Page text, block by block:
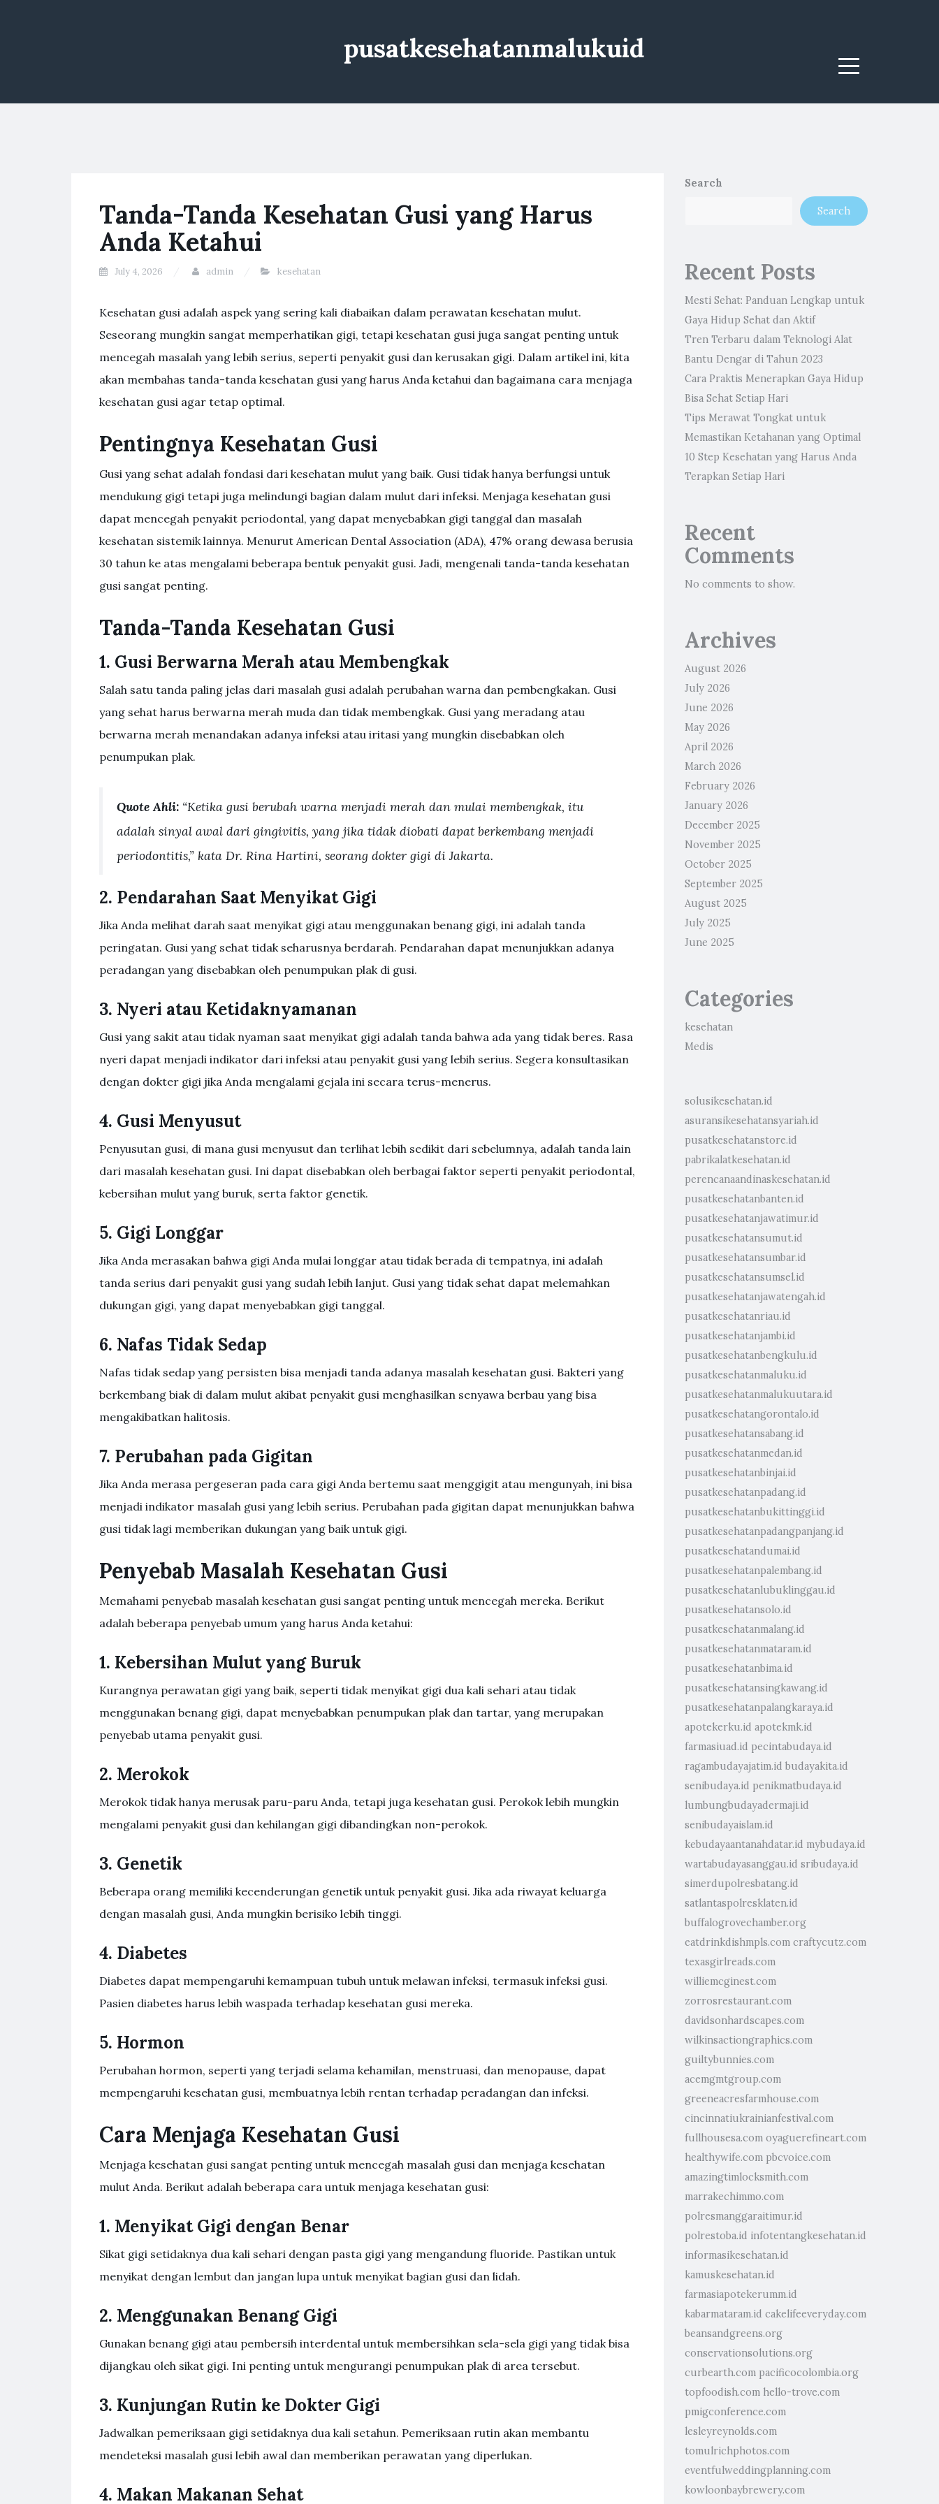
pusatkesehatanmalukuid
Menu
Tanda-Tanda Kesehatan Gusi yang Harus
Anda Ketahui
July 4, 2026 admin kesehatan
Kesehatan gusi adalah aspek yang sering kali diabaikan dalam perawatan kesehatan mulut.
Seseorang mungkin sangat memperhatikan gigi, tetapi kesehatan gusi juga sangat penting untuk
mencegah masalah yang lebih serius, seperti penyakit gusi dan kerusakan gigi. Dalam artikel ini, kita
akan membahas tanda-tanda kesehatan gusi yang harus Anda ketahui dan bagaimana cara menjaga
kesehatan gusi agar tetap optimal.
Pentingnya Kesehatan Gusi
Gusi yang sehat adalah fondasi dari kesehatan mulut yang baik. Gusi tidak hanya berfungsi untuk
mendukung gigi tetapi juga melindungi bagian dalam mulut dari infeksi. Menjaga kesehatan gusi
dapat mencegah penyakit periodontal, yang dapat menyebabkan gigi tanggal dan masalah
kesehatan sistemik lainnya. Menurut American Dental Association (ADA), 47% orang dewasa berusia
30 tahun ke atas mengalami beberapa bentuk penyakit gusi. Jadi, mengenali tanda-tanda kesehatan
gusi sangat penting.
Tanda-Tanda Kesehatan Gusi
1. Gusi Berwarna Merah atau Membengkak
Salah satu tanda paling jelas dari masalah gusi adalah perubahan warna dan pembengkakan. Gusi
yang sehat harus berwarna merah muda dan tidak membengkak. Gusi yang meradang atau
berwarna merah menandakan adanya infeksi atau iritasi yang mungkin disebabkan oleh
penumpukan plak.
Quote Ahli: “Ketika gusi berubah warna menjadi merah dan mulai membengkak, itu
adalah sinyal awal dari gingivitis, yang jika tidak diobati dapat berkembang menjadi
periodontitis,” kata Dr. Rina Hartini, seorang dokter gigi di Jakarta.
2. Pendarahan Saat Menyikat Gigi
Jika Anda melihat darah saat menyikat gigi atau menggunakan benang gigi, ini adalah tanda
peringatan. Gusi yang sehat tidak seharusnya berdarah. Pendarahan dapat menunjukkan adanya
peradangan yang disebabkan oleh penumpukan plak di gusi.
3. Nyeri atau Ketidaknyamanan
Gusi yang sakit atau tidak nyaman saat menyikat gigi adalah tanda bahwa ada yang tidak beres. Rasa
nyeri dapat menjadi indikator dari infeksi atau penyakit gusi yang lebih serius. Segera konsultasikan
dengan dokter gigi jika Anda mengalami gejala ini secara terus-menerus.
4. Gusi Menyusut
Penyusutan gusi, di mana gusi menyusut dan terlihat lebih sedikit dari sebelumnya, adalah tanda lain
dari masalah kesehatan gusi. Ini dapat disebabkan oleh berbagai faktor seperti penyakit periodontal,
kebersihan mulut yang buruk, serta faktor genetik.
5. Gigi Longgar
Jika Anda merasakan bahwa gigi Anda mulai longgar atau tidak berada di tempatnya, ini adalah
tanda serius dari penyakit gusi yang sudah lebih lanjut. Gusi yang tidak sehat dapat melemahkan
dukungan gigi, yang dapat menyebabkan gigi tanggal.
6. Nafas Tidak Sedap
Nafas tidak sedap yang persisten bisa menjadi tanda adanya masalah kesehatan gusi. Bakteri yang
berkembang biak di dalam mulut akibat penyakit gusi menghasilkan senyawa berbau yang bisa
mengakibatkan halitosis.
7. Perubahan pada Gigitan
Jika Anda merasa pergeseran pada cara gigi Anda bertemu saat menggigit atau mengunyah, ini bisa
menjadi indikator masalah gusi yang lebih serius. Perubahan pada gigitan dapat menunjukkan bahwa
gusi tidak lagi memberikan dukungan yang baik untuk gigi.
Penyebab Masalah Kesehatan Gusi
Memahami penyebab masalah kesehatan gusi sangat penting untuk mencegah mereka. Berikut
adalah beberapa penyebab umum yang harus Anda ketahui:
1. Kebersihan Mulut yang Buruk
Kurangnya perawatan gigi yang baik, seperti tidak menyikat gigi dua kali sehari atau tidak
menggunakan benang gigi, dapat menyebabkan penumpukan plak dan tartar, yang merupakan
penyebab utama penyakit gusi.
2. Merokok
Merokok tidak hanya merusak paru-paru Anda, tetapi juga kesehatan gusi. Perokok lebih mungkin
mengalami penyakit gusi dan kehilangan gigi dibandingkan non-perokok.
3. Genetik
Beberapa orang memiliki kecenderungan genetik untuk penyakit gusi. Jika ada riwayat keluarga
dengan masalah gusi, Anda mungkin berisiko lebih tinggi.
4. Diabetes
Diabetes dapat mempengaruhi kemampuan tubuh untuk melawan infeksi, termasuk infeksi gusi.
Pasien diabetes harus lebih waspada terhadap kesehatan gusi mereka.
5. Hormon
Perubahan hormon, seperti yang terjadi selama kehamilan, menstruasi, dan menopause, dapat
mempengaruhi kesehatan gusi, membuatnya lebih rentan terhadap peradangan dan infeksi.
Cara Menjaga Kesehatan Gusi
Menjaga kesehatan gusi sangat penting untuk mencegah masalah gusi dan menjaga kesehatan
mulut Anda. Berikut adalah beberapa cara untuk menjaga kesehatan gusi:
1. Menyikat Gigi dengan Benar
Sikat gigi setidaknya dua kali sehari dengan pasta gigi yang mengandung fluoride. Pastikan untuk
menyikat dengan lembut dan jangan lupa untuk menyikat bagian gusi dan lidah.
2. Menggunakan Benang Gigi
Gunakan benang gigi atau pembersih interdental untuk membersihkan sela-sela gigi yang tidak bisa
dijangkau oleh sikat gigi. Ini penting untuk mengurangi penumpukan plak di area tersebut.
3. Kunjungan Rutin ke Dokter Gigi
Jadwalkan pemeriksaan gigi setidaknya dua kali setahun. Pemeriksaan rutin akan membantu
mendeteksi masalah gusi lebih awal dan memberikan perawatan yang diperlukan.
4. Makan Makanan Sehat
Search
Search
Recent Posts
Mesti Sehat: Panduan Lengkap untuk
Gaya Hidup Sehat dan Aktif
Tren Terbaru dalam Teknologi Alat
Bantu Dengar di Tahun 2023
Cara Praktis Menerapkan Gaya Hidup
Bisa Sehat Setiap Hari
Tips Merawat Tongkat untuk
Memastikan Ketahanan yang Optimal
10 Step Kesehatan yang Harus Anda
Terapkan Setiap Hari
Recent
Comments
No comments to show.
Archives
August 2026
July 2026
June 2026
May 2026
April 2026
March 2026
February 2026
January 2026
December 2025
November 2025
October 2025
September 2025
August 2025
July 2025
June 2025
Categories
kesehatan
Medis
solusikesehatan.id
asuransikesehatansyariah.id
pusatkesehatanstore.id
pabrikalatkesehatan.id
perencanaandinaskesehatan.id
pusatkesehatanbanten.id
pusatkesehatanjawatimur.id
pusatkesehatansumut.id
pusatkesehatansumbar.id
pusatkesehatansumsel.id
pusatkesehatanjawatengah.id
pusatkesehatanriau.id
pusatkesehatanjambi.id
pusatkesehatanbengkulu.id
pusatkesehatanmaluku.id
pusatkesehatanmalukuutara.id
pusatkesehatangorontalo.id
pusatkesehatansabang.id
pusatkesehatanmedan.id
pusatkesehatanbinjai.id
pusatkesehatanpadang.id
pusatkesehatanbukittinggi.id
pusatkesehatanpadangpanjang.id
pusatkesehatandumai.id
pusatkesehatanpalembang.id
pusatkesehatanlubuklinggau.id
pusatkesehatansolo.id
pusatkesehatanmalang.id
pusatkesehatanmataram.id
pusatkesehatanbima.id
pusatkesehatansingkawang.id
pusatkesehatanpalangkaraya.id
apotekerku.id apotekmk.id
farmasiuad.id pecintabudaya.id
ragambudayajatim.id budayakita.id
senibudaya.id penikmatbudaya.id
lumbungbudayadermaji.id
senibudayaislam.id
kebudayaantanahdatar.id mybudaya.id
wartabudayasanggau.id sribudaya.id
simerdupolresbatang.id
satlantaspolresklaten.id
buffalogrovechamber.org
eatdrinkdishmpls.com craftycutz.com
texasgirlreads.com
williemcginest.com
zorrosrestaurant.com
davidsonhardscapes.com
wilkinsactiongraphics.com
guiltybunnies.com
acemgmtgroup.com
greeneacresfarmhouse.com
cincinnatiukrainianfestival.com
fullhousesa.com oyaguerefineart.com
healthywife.com pbcvoice.com
amazingtimlocksmith.com
marrakechimmo.com
polresmanggaraitimur.id
polrestoba.id infotentangkesehatan.id
informasikesehatan.id
kamuskesehatan.id
farmasiapotekerumm.id
kabarmataram.id cakelifeeveryday.com
beansandgreens.org
conservationsolutions.org
curbearth.com pacificocolombia.org
topfoodish.com hello-trove.com
pmigconference.com
lesleyreynolds.com
tomulrichphotos.com
eventfulweddingplanning.com
kowloonbaybrewery.com